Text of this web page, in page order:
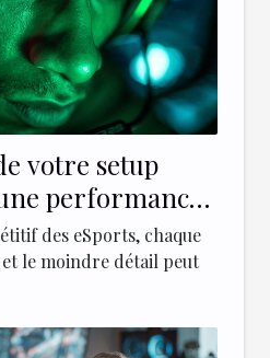
votre setup
performance
des eSports, chaque
le moindre détail peut